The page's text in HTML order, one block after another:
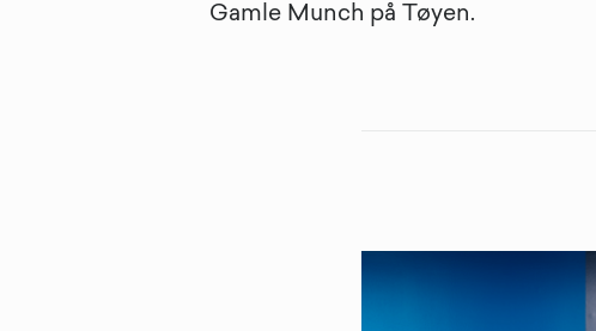
Gamle Munch på Tøyen.